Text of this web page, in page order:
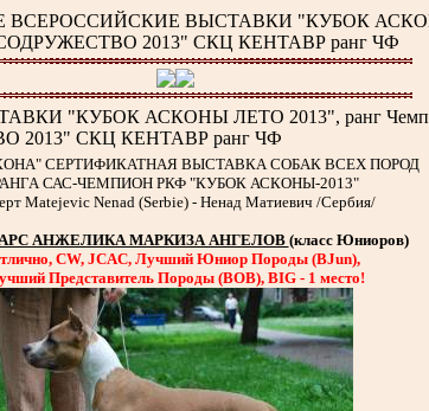
ВСЕРОССИЙСКИЕ ВЫСТАВКИ "КУБОК
2013" СКЦ КЕНТАВР ранг ЧФ
"КУБОК АСКОНЫ ЛЕТО 2013", ранг
СКЦ КЕНТАВР ранг ЧФ
СЕРТИФИКАТНАЯ ВЫСТАВКА СОБАК ВСЕХ ПОРОД
САС-ЧЕМПИОН РКФ "КУБОК АСКОНЫ-2013"
Matejevic Nenad (Serbie) - Ненад Матиевич /Сербия/
АНЖЕЛИКА МАРКИЗА АНГЕЛОВ (класс Юниоров)
CW, JCAC, Лучший Юниор Породы (BJun),
Представитель Породы (ВОВ), BIG - 1 место!